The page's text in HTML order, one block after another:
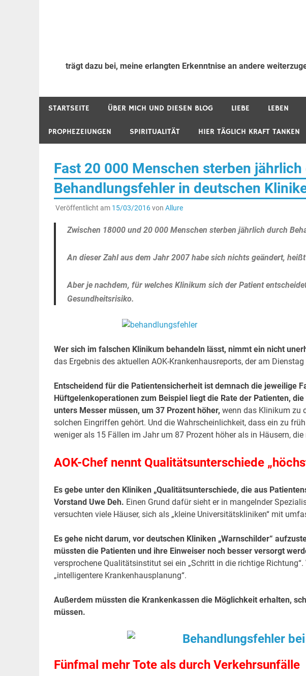
trägt dazu bei, meine erlangten Erkenntnise an andere
STARTSEITE ÜBER MICH UND DIESEN BLOG LIEBE LEBEN
PROPHEZEIUNGEN SPIRITUALITÄT HIER TÄGLICH KRAFT TANKEN
Fast 20 000 Menschen sterben jährlich
Behandlungsfehler in deutschen
Veröffentlicht am 15/03/2016von Allure
Zwischen 18000 und 20 000 Menschen sterben jährlich durch
An dieser Zahl aus dem Jahr 2007 habe sich nichts geändert,
Aber je nachdem, für welches Klinikum sich der Patient
Gesundheitsrisiko.
Wer sich im falschen Klinikum behandeln lässt, nimmt ein nicht
das Ergebnis des aktuellen AOK-Krankenhausreports, der am
Entscheidend für die Patientensicherheit ist demnach die jeweilige
Hüftgelenkoperationen zum Beispiel liegt die Rate der Patienten,
unters Messer müssen, um 37 Prozent höher, wenn das Klinikum zu
solchen Eingriffen gehört. Und die Wahrscheinlichkeit, dass ein zu
weniger als 15 Fällen im Jahr um 87 Prozent höher als in Häusern,
AOK-Chef nennt Qualitätsunterschiede
Es gebe unter den Kliniken „Qualitätsunterschiede, die aus
Vorstand Uwe Deh. Einen Grund dafür sieht er in mangelnder
versuchten viele Häuser, sich als „kleine Universitätskliniken“ mit
Es gehe nicht darum, vor deutschen Kliniken „Warnschilder“
müssten die Patienten und ihre Einweiser noch besser versorgt
versprochene Qualitätsinstitut sei ein „Schritt in die richtige
„intelligentere Krankenhausplanung“.
Außerdem müssten die Krankenkassen die Möglichkeit erhalten,
müssen.
Fünfmal mehr Tote als durch Verkehrsunfälle